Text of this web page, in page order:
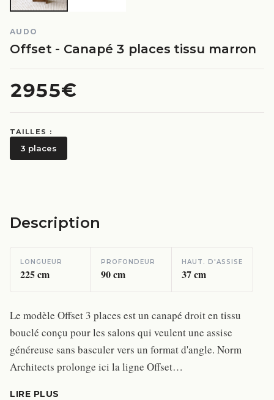
AUDO
Offset - Canapé 3 places tissu marron
2955€
TAILLES :
3 places
Description
LONGUEUR
225cm
PROFONDEUR
90cm
HAUT. D'ASSISE
37cm
Le modèle Offset 3 places est un canapé droit en tissu
bouclé conçu pour les salons qui veulent une assise
généreuse sans basculer vers un format d'angle. Norm
Architects prolonge ici la ligne Offset…
LIRE PLUS